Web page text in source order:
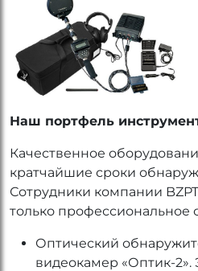
Наш портфель
Качественное
кратчайшие сроки
Сотрудники компании
только профессиональное
Оптический
видеокамер «Оптик-2».